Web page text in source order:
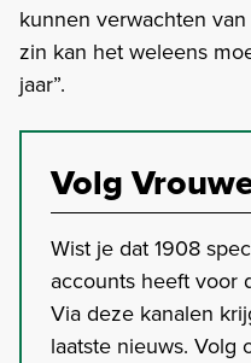
kunnen verwachten
zin kan het weleens
jaar”.
Volg
Wist je dat 1908
accounts heeft voor
Via deze kanalen
laatste nieuws. Volg